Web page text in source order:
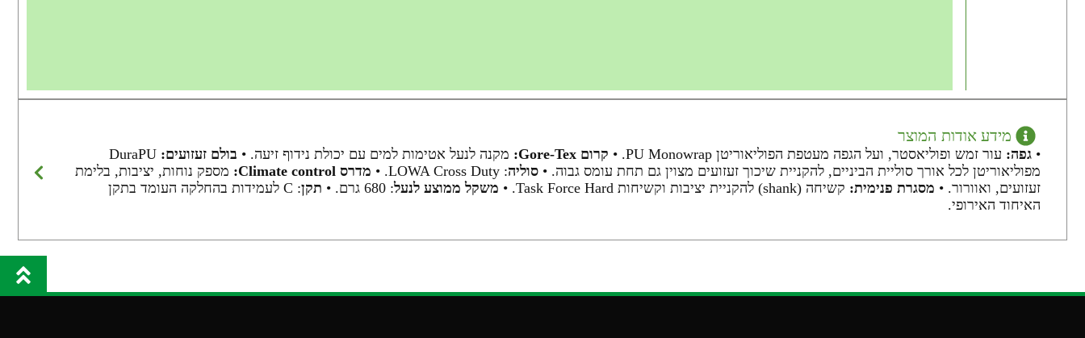
מידע אודות המוצר
• גפה: עור זמש ופוליאסטר, ועל הגפה מעטפת הפוליאוריטן PU Monowrap. • קרום Gore-Tex: מקנה לנעל אטימות למים עם יכולת נידוף זיעה. • בולם זעזועים: DuraPU
מפוליאוריטן לכל אורך סוליית הביניים, להקניית שיכוך זעזועים מצוין גם תחת עומס גבוה. • סוליה: LOWA Cross Duty. • מדרס Climate control:
מספק נוחות, יציבות, בלימת
זעזועים, ואוורור. • מסגרת פנימית: קשיחה (shank) להקניית יציבות וקשיחות Task Force Hard. • משקל ממוצע לנעל: 680 גרם. • תקן
: C לעמידות בהחלקה העומד בתקן
האיחוד האירופי.